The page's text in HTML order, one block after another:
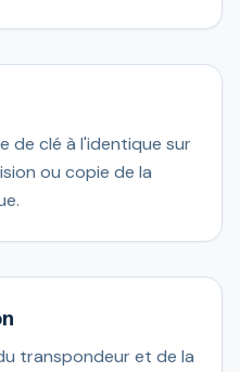
de clé à l'identique sur
ou copie de la
transpondeur et de la